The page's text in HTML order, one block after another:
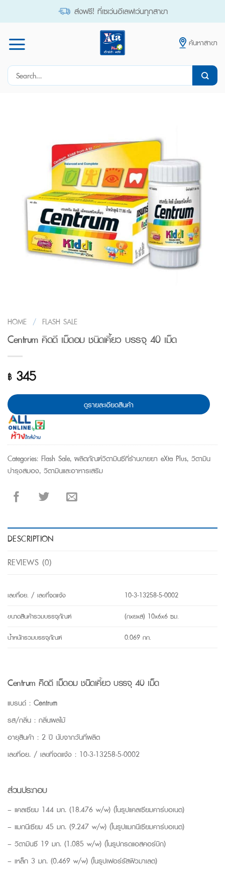
ส่งฟรี! ที่เซเว่นอีเลฟเว่นทุกสาขา
ค้นหาสาขา
Search
HOME / FLASH SALE
Centrum คิดดี เม็ดอม ชนิดเคี้ยว บรรจุ 40 เม็ด
฿345
ดูรายละเอียดสินค้า
Categories: Flash Sale, ผลิตภัณฑ์วิตามินซีที่ร้านขายยา eXta Plus, วิตามิน
บำรุงสมอง, วิตามินและอาหารเสริม
DESCRIPTION
REVIEWS (0)
เลขที่อย. / เลขที่จดแจ้ง
10-3-13258-5-0002
ขนาดสินค้ารวมบรรจุภัณฑ์
(กxยxส) 10x6x6 ซม.
น้ำหนักรวมบรรจุภัณฑ์
0.069 กก.
Centrum คิดดี เม็ดอม ชนิดเคี้ยว บรรจุ 40 เม็ด
แบรนด์ : Centrum
รส/กลิ่น : กลิ่นผลไม้
อายุสินค้า : 2 ปี นับจากวันที่ผลิต
เลขที่อย. / เลขที่จดแจ้ง : 10-3-13258-5-0002
ส่วนประกอบ
– แคลเซียม 144 มก. (18.476 w/w) (ในรูปแคลเซียมคาร์บอเนต)
– แมกนีเซียม 45 มก. (9.247 w/w) (ในรูปแมกนีเซียมคาร์บอเนต)
– วิตามินซี 19 มก. (1.085 w/w) (ในรูปกรดแอสคอร์บิก)
– เหล็ก 3 มก. (0.469 w/w) (ในรูปเฟอร์รัสฟิวมาเลต)